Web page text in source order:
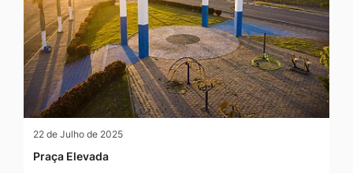
22 de Julho de 2025
Praça Elevada